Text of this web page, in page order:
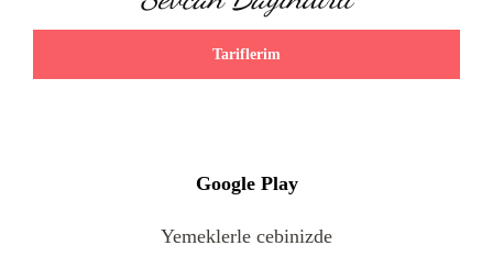
Tariflerim
Google Play
Yemeklerle cebinizde